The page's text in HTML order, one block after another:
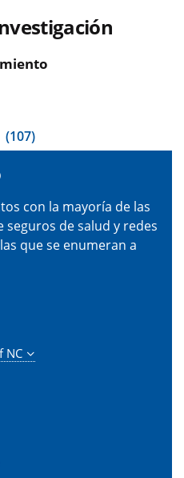
(107)
con la mayoría de las
de salud y redes
que se enumeran a
NC